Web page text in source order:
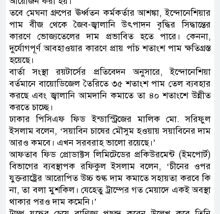
তবে মেঘনা গ্রুপের ঊর্ধ্বতন কর্মকর্তার আশঙ্কা, ইন্দোনেশিয়ার
পাম বীজ থেকে জৈব-জ্বালানি উৎপাদন বৃদ্ধির সিদ্ধান্তের
কারণে ভোজ্যতেলের দাম প্রভাবিত হতে পারে। কেননা,
দুর্যোগপূর্ণ আবহাওয়ার কারণে প্রায় পাঁচ শতাংশ পাম ক্ষতিগ্রস্ত
হয়েছে।
বার্তা সংস্থা রয়টার্সের প্রতিবেদন অনুসারে, ইন্দোনেশিয়া
বর্তমানে বায়োডিজেল তৈরিতে ৩৫ শতাংশ পাম তেল ব্যবহার
করছে এবং জ্বালানি আমদানি কমাতে তা ৪০ শতাংশে উন্নীত
করতে চাচ্ছে।
ঢাকার পিসিএফ ফিড ইন্ডাস্ট্রিজের মালিক মো. সরিফুল
ইসলাম বলেন, ‘সয়াবিন চাষের মৌসুম হওয়ায় সয়াবিনের দাম
আরও কমবে। এখন সরবরাহ ভালো রয়েছে।’
আফতাব ফিড প্রোডাক্টস লিমিটেডের প্রকিউরমেন্ট (ইমপোর্ট)
বিভাগের ব্যবস্থাপক রফিকুল ইসলাম বলেন, ‘চীনের ওপর
যুক্তরাষ্ট্রের আরোপিত উচ্চ শুল্ক দাম কমাতে সহায়তা করবে কি
না, তা বলা মুশকিল। যেহেতু ট্রাম্পের গত মেয়াদে একই অবস্থা
থাকার পরও দাম কমেনি।’